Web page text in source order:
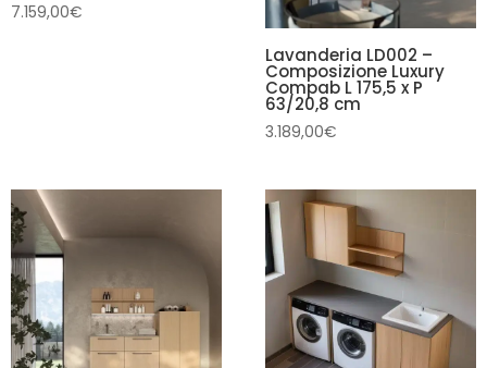
7.159,00€
Lavanderia LD002 –
Composizione Luxury
Compab L 175,5 x P
63/20,8 cm
3.189,00€